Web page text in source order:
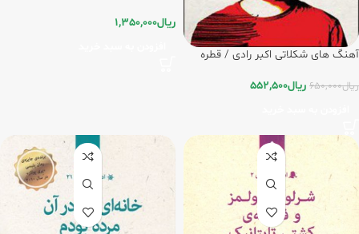
آهنگ های شکلاتی اکبر رادی / قطره
ریال650,000 ریال552,500
ریال1,350,000